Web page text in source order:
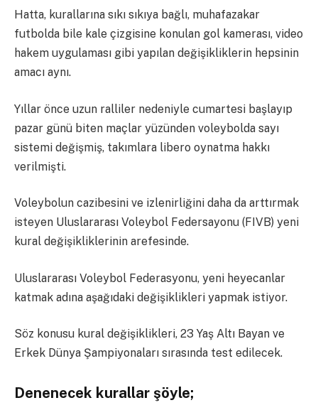
Hatta, kurallarına sıkı sıkıya bağlı, muhafazakar
futbolda bile kale çizgisine konulan gol kamerası, video
hakem uygulaması gibi yapılan değişikliklerin hepsinin
amacı aynı.
Yıllar önce uzun ralliler nedeniyle cumartesi başlayıp
pazar günü biten maçlar yüzünden voleybolda sayı
sistemi değişmiş, takımlara libero oynatma hakkı
verilmişti.
Voleybolun cazibesini ve izlenirliğini daha da arttırmak
isteyen Uluslararası Voleybol Federsayonu (FIVB) yeni
kural değişikliklerinin arefesinde.
Uluslararası Voleybol Federasyonu, yeni heyecanlar
katmak adına aşağıdaki değişiklikleri yapmak istiyor.
Söz konusu kural değişiklikleri, 23 Yaş Altı Bayan ve
Erkek Dünya Şampiyonaları sırasında test edilecek.
Denenecek kurallar şöyle;